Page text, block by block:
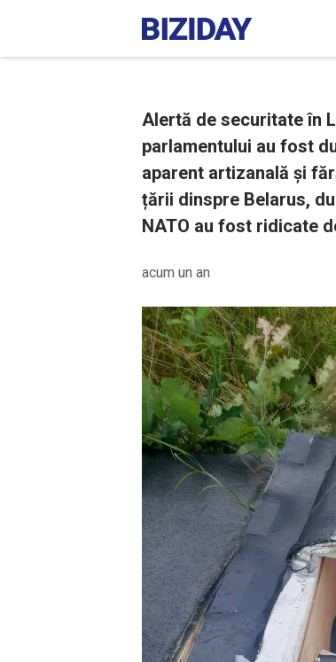
Alertă de securitate în
parlamentului au fost
aparent artizanală și
țării dinspre Belarus,
NATO au fost ridicate
acum un an